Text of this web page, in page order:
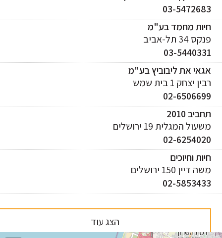
03-
מחמד בע"מ
34 תל-אביב
03-
את ליבוביץ בע"מ
יצחק 1 בית שמש
02-
2010
המגלית 19 ירושלים
02-
וחיוכים
150 ירושלים
02-
הצג עוד